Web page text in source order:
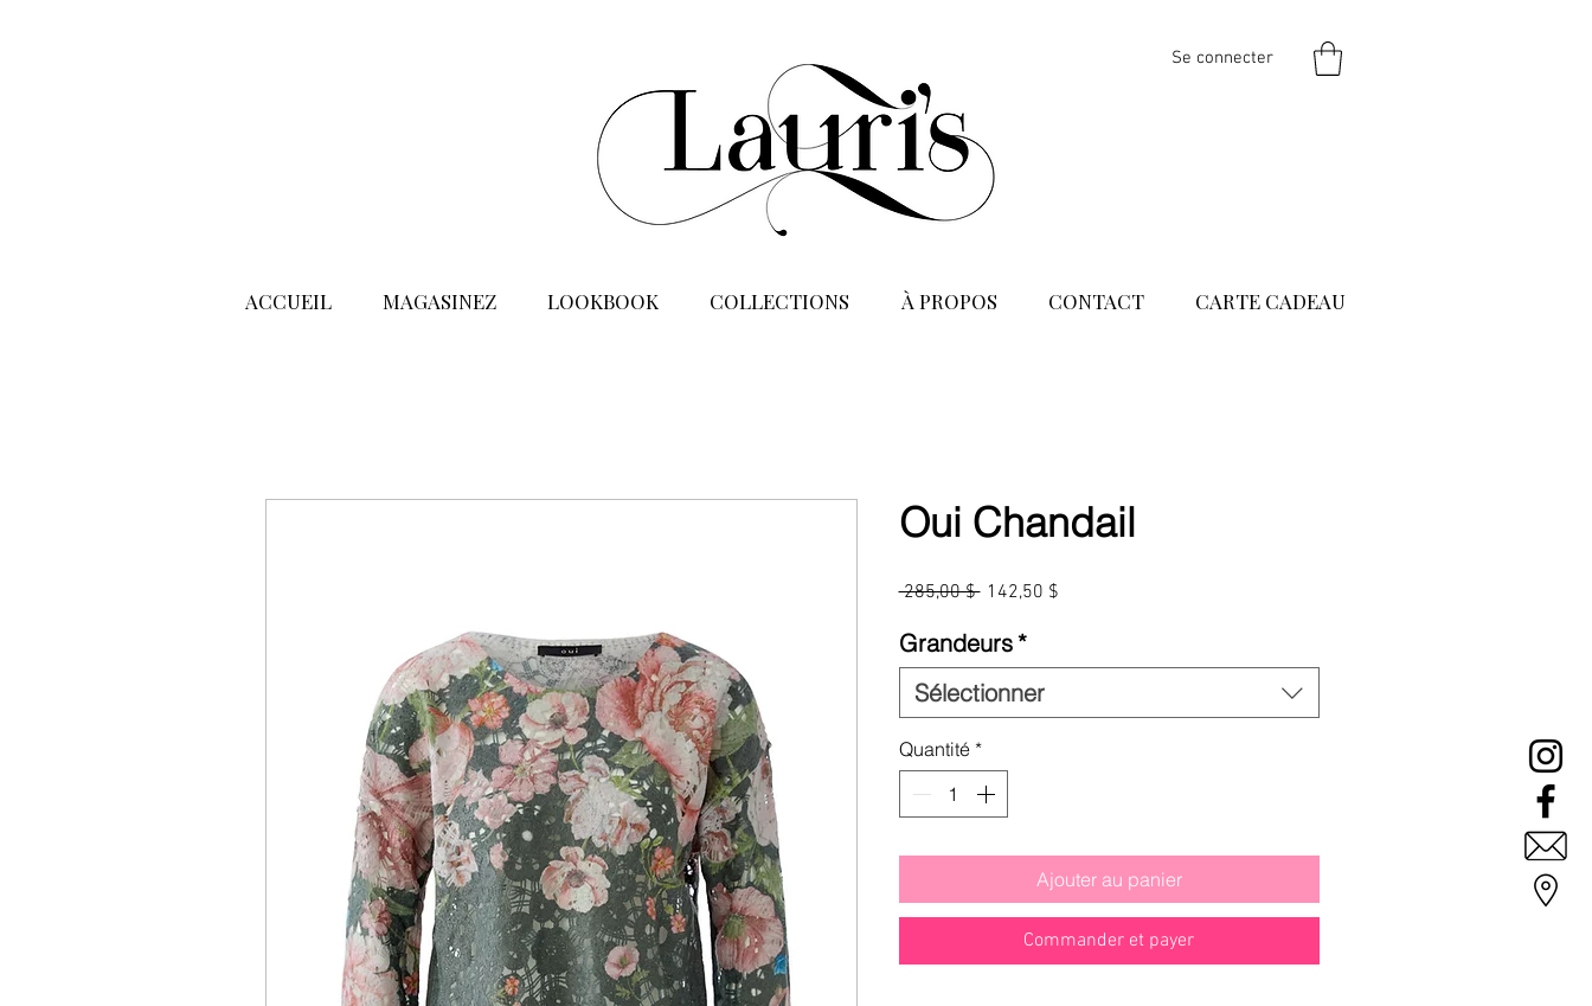
Se connecter
ACCUEIL MAGASINEZ LOOKBOOK COLLECTIONS À PROPOS CONTACT CARTE CADEAU
Oui Chandail
285,00 $ Prix
142,50 $Prix
Grandeurs*
Sélectionner
Quantité *
Ajouter au panier
Commander et payer